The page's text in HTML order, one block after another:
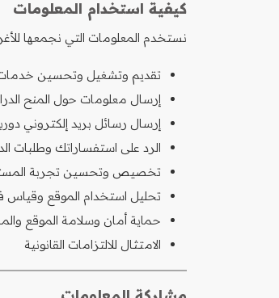
كيفية استخدام المعلومات
نستخدم المعلومات التي نجمعها
تقديم وتشغيل وتحسين خدمات
إرسال معلومات حول المنح
إرسال رسائل بريد إلكتروني
الرد على استفساراتك وطلبات
تخصيص وتحسين تجربة
تحليل استخدام الموقع وقياس
حماية أمان وسلامة الموقع
الامتثال للالتزامات القانونية